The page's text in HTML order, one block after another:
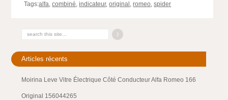
Tags:alfa,combiné,indicateur,original ,romeo,spider
Articles récents
Moirina Leve Vitre Électrique Côté Conducteur Alfa Romeo 166
Original 156044265